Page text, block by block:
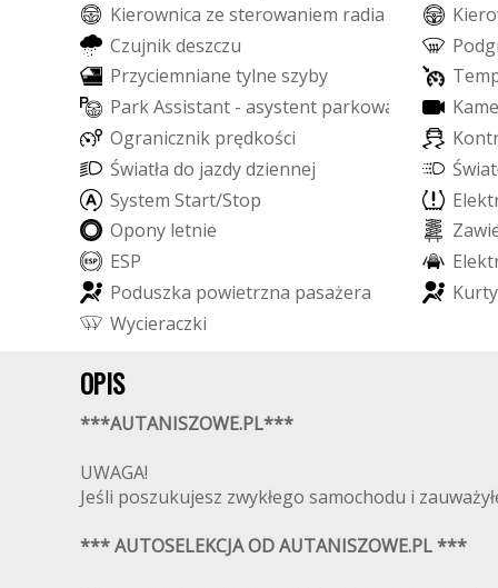
Kierownica ze sterowaniem radia Kiero
Czujnikdeszczu Podg
Przyciemniane tylne szyby Tem
ParkAssistant - asystent parkowa Kame
Ogranicznik prędkości Kont
Światła do jazdydziennej Świat
System Start/Stop Elekt
Opony letnie Zawi
ESP Elekt
Poduszka powietrzna pasażera Kurty
Wycieraczki
OPIS
***AUTANISZOWE.PL***
UWAGA!
Jeśli poszukujesz zwykłego samochodu i
*** AUTOSELEKCJA OD AUTANISZOWE.PL ***